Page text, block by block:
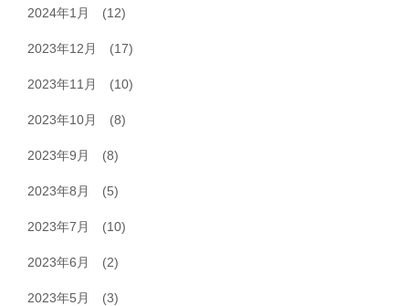
2024年1月 (12)
2023年12月 (17)
2023年11月 (10)
2023年10月 (8)
2023年9月 (8)
2023年8月 (5)
2023年7月 (10)
2023年6月 (2)
2023年5月 (3)